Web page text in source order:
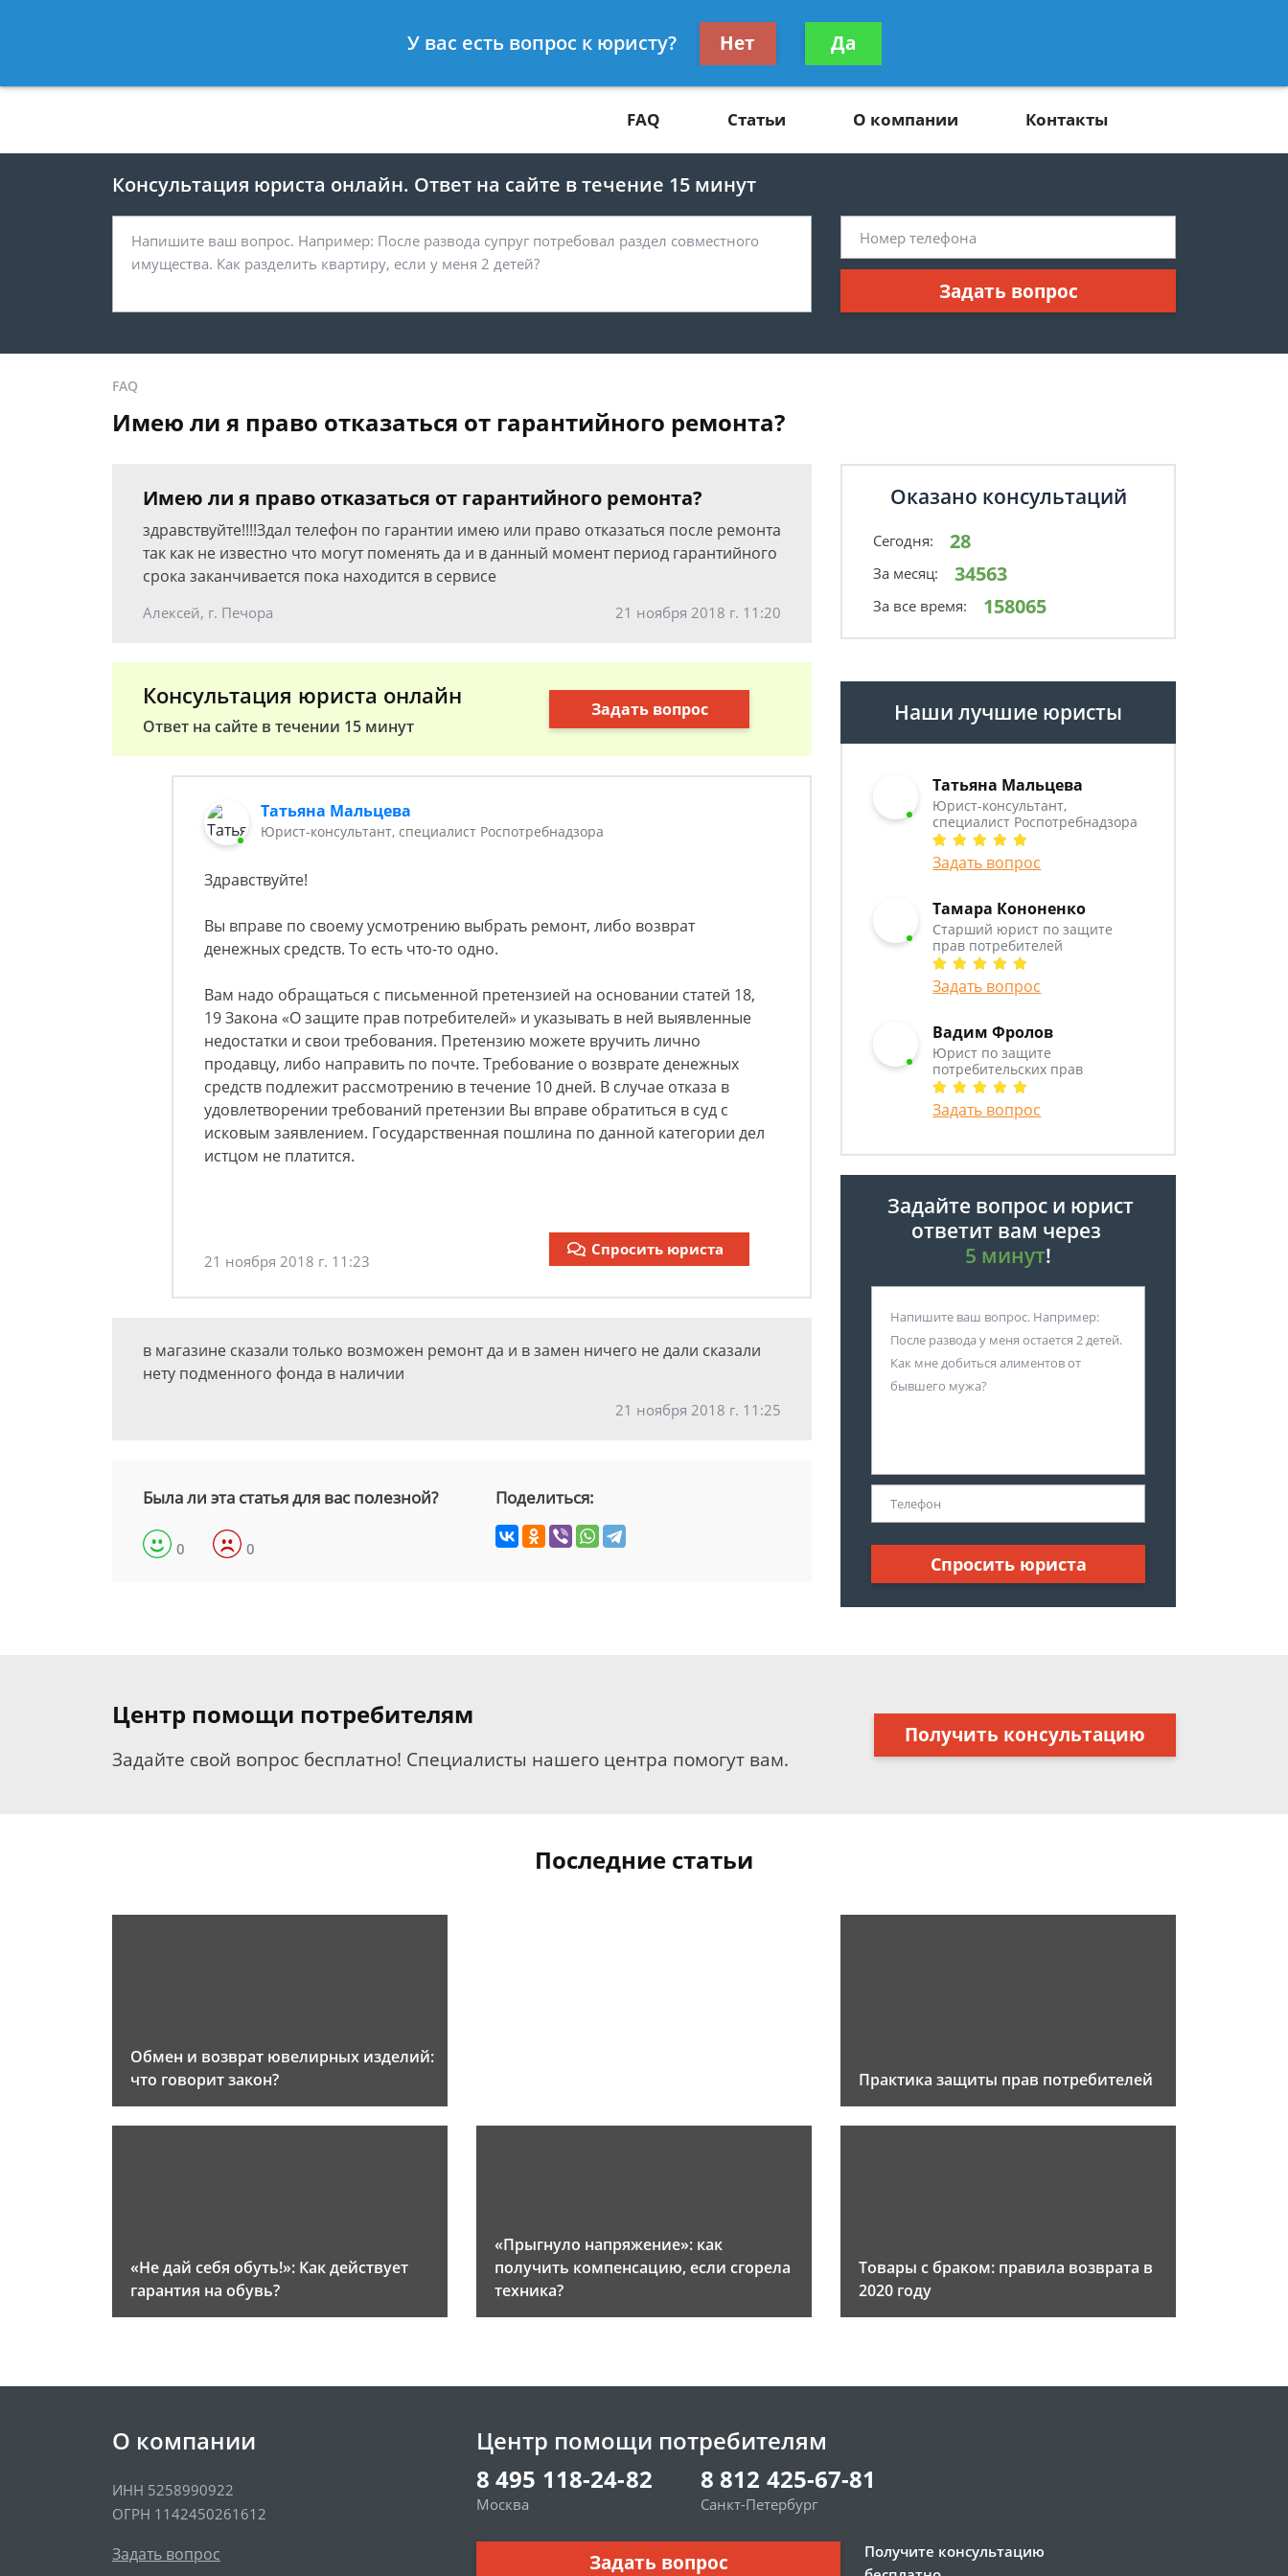
8 812 425-67-81
Получите консультацию
бесплатно
FAQ Статьи О компании Контакты
Консультация юриста онлайн. Ответ на сайте в течение 15 минут
Задать вопрос
FAQ
Имею ли я право отказаться от гарантийного ремонта?
Имею ли я право отказаться от гарантийного ремонта?
здравствуйте!!!!Здал телефон по гарантии имею или право отказаться после ремонта
так как не известно что могут поменять да и в данный момент период гарантийного
срока заканчивается пока находится в сервисе
Алексей, г. Печора 21 ноября 2018 г. 11:20
Консультация юриста онлайн
Ответ на сайте в течении 15 минут
Задать вопрос
Татьяна Мальцева
Юрист-консультант, специалист Роспотребнадзора
Здравствуйте!
Вы вправе по своему усмотрению выбрать ремонт, либо возврат
денежных средств. То есть что-то одно.
Вам надо обращаться с письменной претензией на основании статей 18,
19 Закона «О защите прав потребителей» и указывать в ней выявленные
недостатки и свои требования. Претензию можете вручить лично
продавцу, либо направить по почте. Требование о возврате денежных
средств подлежит рассмотрению в течение 10 дней. В случае отказа в
удовлетворении требований претензии Вы вправе обратиться в суд с
исковым заявлением. Государственная пошлина по данной категории дел
истцом не платится.
21 ноября 2018 г. 11:23
Спросить юриста
в магазине сказали только возможен ремонт да и в замен ничего не дали сказали
нету подменного фонда в наличии
21 ноября 2018 г. 11:25
Была ли эта статья для вас полезной?
0 0
Поделиться:
Оказано консультаций
Сегодня: 28
За месяц: 34563
За все время: 158065
Наши лучшие юристы
Татьяна Мальцева
Юрист-консультант,
специалист Роспотребнадзора
Задать вопрос
Тамара Кононенко
Старший юрист по защите
прав потребителей
Задать вопрос
Вадим Фролов
Юрист по защите
потребительских прав
Задать вопрос
Задайте вопрос и юрист
ответит вам через
5 минут!
Спросить юриста
Центр помощи потребителям
Задайте свой вопрос бесплатно! Специалисты нашего центра помогут вам.
Получить консультацию
Последние статьи
Обмен и возврат ювелирных изделий:
что говорит закон?
Практика защиты прав потребителей
«Не дай себя обуть!»: Как действует
гарантия на обувь?
«Прыгнуло напряжение»: как
получить компенсацию, если сгорела
техника?
Товары с браком: правила возврата в
2020 году
О компании
ИНН 5258990922
ОГРН 1142450261612
Задать вопрос
Центр помощи потребителям
8 495 118-24-82
Москва
8 812 425-67-81
Санкт-Петербург
Задать вопрос
Получите консультацию
У вас есть вопрос к юристу? Нет Да